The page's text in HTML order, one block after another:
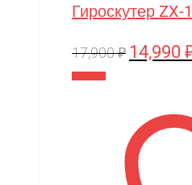
Гироскутер
17,900₽
17,900 ₽.
14,990